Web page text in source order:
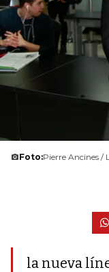
Foto:Pierre Ancines /
la nueva